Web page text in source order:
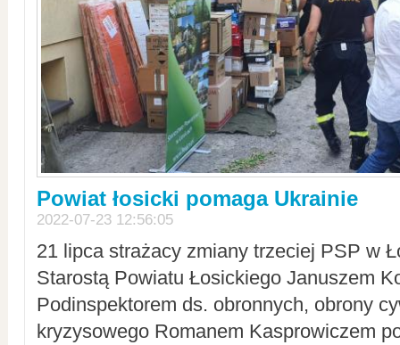
Powiat łosicki pomaga Ukrainie
2022-07-23 12:56:05
21 lipca strażacy zmiany trzeciej PSP w
Starostą Powiatu Łosickiego Januszem
Podinspektorem ds. obronnych, obrony
kryzysowego Romanem Kasprowiczem